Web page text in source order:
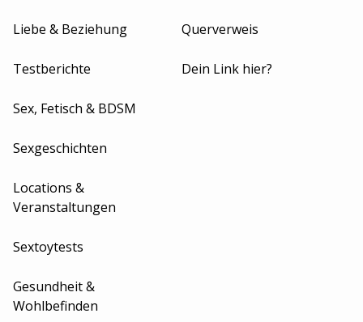
Liebe & Beziehung
Testberichte
Sex, Fetisch & BDSM
Sexgeschichten
Locations &
Veranstaltungen
Sextoytests
Gesundheit &
Wohlbefinden
Querverweis
Dein Link hier?